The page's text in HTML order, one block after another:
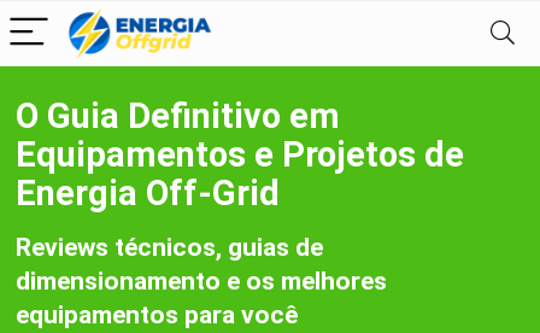
O Guia Definitivo em
Equipamentos e Projetos de
Energia Off-Grid
Reviews técnicos, guias de
dimensionamento e os melhores
equipamentos para você